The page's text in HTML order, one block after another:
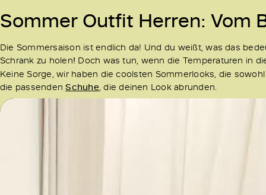
Sommer Outfit Herren: Vom
Die Sommersaison ist endlich da! Und du weißt, was das
Schrank zu holen! Doch was tun, wenn die Temperaturen in
Keine Sorge, wir haben die coolsten Sommerlooks, die
die passendenSchuhe, die deinen Look abrunden.